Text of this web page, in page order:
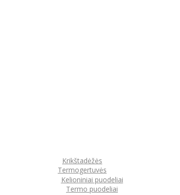
Krikštadėžės
Termogertuvės
Kelioniniai puodeliai
Termo puodeliai